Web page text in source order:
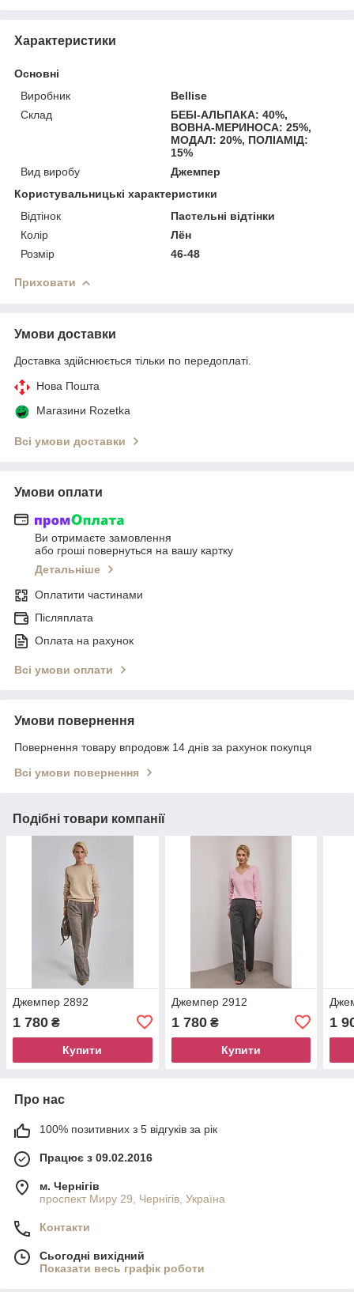
Характеристики
Основні
Виробник
Bellise
Склад
БЕБІ-АЛЬПАКА: 40%,
ВОВНА-МЕРИНОСА: 25%,
МОДАЛ: 20%, ПОЛІАМІД:
15%
Вид виробу
Джемпер
Користувальницькі характеристики
Відтінок
Пастельні відтінки
Колір
Лён
Розмір
46-48
Приховати
Умови доставки
Доставка здійснюється тільки по передоплаті.
Нова Пошта
Магазини Rozetka
Всі умови доставки
Умови оплати
Ви отримаєте замовлення
або гроші повернуться на вашу картку
Детальніше
Оплатити частинами
Післяплата
Оплата на рахунок
Всі умови оплати
Умови повернення
Повернення товару впродовж 14 днів за рахунок покупця
Всі умови повернення
Подібні товари компанії
Джемпер 2892
1 780 ₴
Купити
Джемпер 2912
1 780₴
Купити
1
Про нас
100% позитивних з 5 відгуків за рік
Працює з 09.02.2016
м. Чернігів
проспект Миру 29, Чернігів, Україна
Контакти
Сьогодні вихідний
Показати весь графік роботи